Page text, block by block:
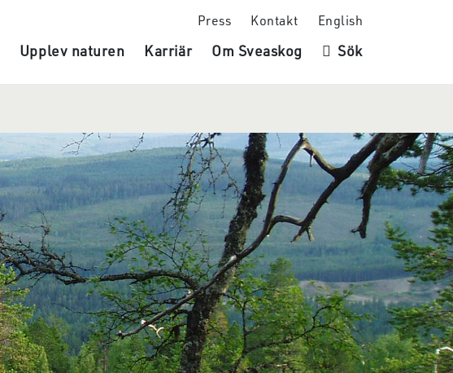
Press Kontakt English
Upplev naturen Karriär Om Sveaskog Sök